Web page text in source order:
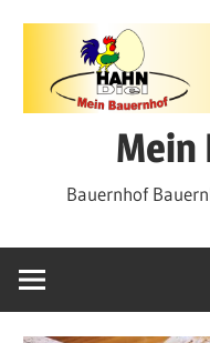
springen
Mein
Bauernhof